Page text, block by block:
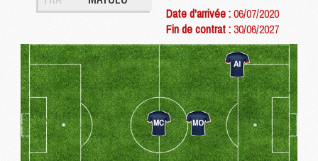
Date d'arrivée :06/07/2020
Fin de contrat :30/06/2027